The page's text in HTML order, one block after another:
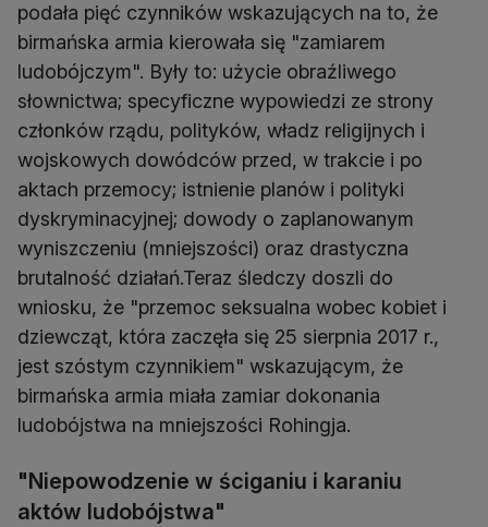
podała pięć czynników wskazujących na to, że
birmańska armia kierowała się "zamiarem
ludobójczym". Były to: użycie obraźliwego
słownictwa; specyficzne wypowiedzi ze strony
członków rządu, polityków, władz religijnych i
wojskowych dowódców przed, w trakcie i po
aktach przemocy; istnienie planów i polityki
dyskryminacyjnej; dowody o zaplanowanym
wyniszczeniu (mniejszości) oraz drastyczna
brutalność działań.Teraz śledczy doszli do
wniosku, że "przemoc seksualna wobec kobiet i
dziewcząt, która zaczęła się 25 sierpnia 2017 r.,
jest szóstym czynnikiem" wskazującym, że
birmańska armia miała zamiar dokonania
ludobójstwa na mniejszości Rohingja.
"Niepowodzenie w ściganiu i karaniu
aktów ludobójstwa"